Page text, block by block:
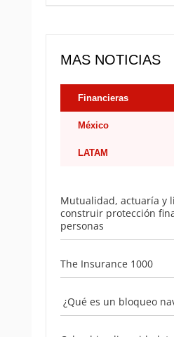
MAS NOTICIAS
Financieras
México
LATAM
Mutualidad, actuaría y
construir protección
personas
The Insurance 1000
¿Qué es un bloqueo